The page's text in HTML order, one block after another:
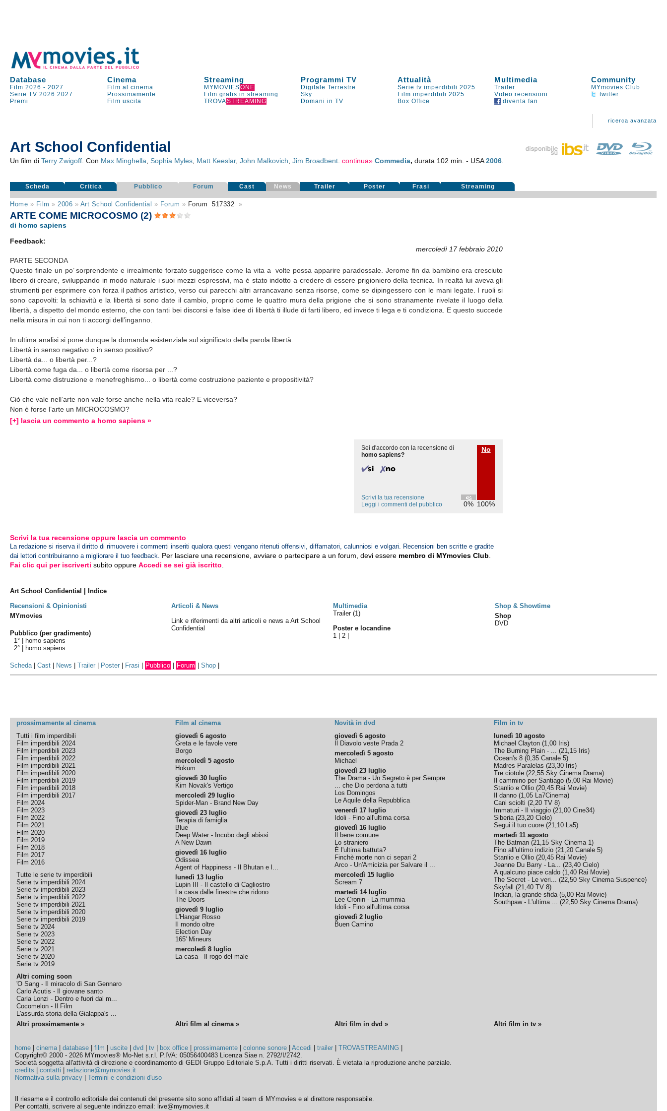
Database Cinema Streaming Programmi TV Attualità Multimedia Community
Film 2026 -2027 Film al cinema MYMOVIESONE Digitale Terrestre Serie tv imperdibili 2025 Trailer
MYmovies Club
Serie TV 2026 2027 Prossimamente Film gratis in streaming Sky Film imperdibili 2025 Video recensioni
twitter
Premi
Film uscita TROVASTREAMING Domani in TV Box Office diventa fan
ricerca avanzata
Art School Confidential
Un film diTerry Zwigoff . Con Max Minghella ,Sophia Myles Matt Keeslar,John Malkovich ,Jim Broadbent .continua» Commedia,durata 102 min. - USA2006
Scheda Critica Pubblico Forum Cast News Trailer Poster Frasi Streaming
Home » Film » 2006 » Art School Confidential » Forum » Forum 517332 »
ARTE COME MICROCOSMO (2)
di homo sapiens
Feedback:
mercoledì 17 febbraio 2010
PARTE SECONDA
Questo finale un po’ sorprendente e irrealmente forzato suggerisce come la vita a volte possa apparire paradossale. Jerome fin da bambino era cresciuto
libero di creare, sviluppando in modo naturale i suoi mezzi espressivi, ma è stato indotto a credere di essere prigioniero della tecnica. In realtà lui aveva gli
strumenti per esprimere con forza il pathos artistico, verso cui parecchi altri arrancavano senza risorse, come se dipingessero con le mani legate. I ruoli si
sono capovolti: la schiavitù e la libertà si sono date il cambio, proprio come le quattro mura della prigione che si sono stranamente rivelate il luogo della
libertà, a dispetto del mondo esterno, che con tanti bei discorsi e false idee di libertà ti illude di farti libero, ed invece ti lega e ti condiziona. E questo succede
nella misura in cui non ti accorgi dell’inganno.
In ultima analisi si pone dunque la domanda esistenziale sul significato della parola libertà.
Libertà in senso negativo o in senso positivo?
Libertà da... o libertà per...?
Libertà come fuga da... o libertà come risorsa per ...?
Libertà come distruzione e menefreghismo... o libertà come costruzione paziente e propositività?
Ciò che vale nell’arte non vale forse anche nella vita reale? E viceversa?
Non è forse l’arte un MICROCOSMO?
[+] lascia un commento a homo sapiens »
Sei d'accordo con la recensione di
homo sapiens?
Sì
0%
No
100%
Scrivi la tua recensione
Leggi i commenti del pubblico
Scrivi la tua recensione oppure lascia un commento
La redazione si riserva il diritto di rimuovere i commenti inseriti qualora questi vengano ritenuti offensivi, diffamatori, calunniosi e volgari. Recensioni ben scritte e gradite
dai lettori contribuiranno a migliorare il tuo feedback. Per lasciare una recensione, avviare o partecipare a un forum, devi essere membro di MYmovies Club
Fai clic qui per iscriverti subito oppureAccedi se sei già iscritto
Art School Confidential | Indice
Recensioni & Opinionisti
Articoli & News Multimedia
Shop & Showtime
MYmovies
Pubblico (per gradimento)
1° |
homo sapiens
2° |
homo sapiens
Link e riferimenti da altri articoli e news a Art School
Confidential
Trailer (1)
Poster e locandine
1 |2
Shop
DVD
Scheda|Cast News |Trailer Poster Frasi Pubblico Forum |Shop
prossimamente al cinema Film al cinema Novità in dvd
Film in tv
Tutti i film imperdibili
Film imperdibili 2024
Film imperdibili 2023
Film imperdibili 2022
Film imperdibili 2021
Film imperdibili 2020
Film imperdibili 2019
Film imperdibili 2018
Film imperdibili 2017
Film 2024
Film 2023
Film 2022
Film 2021
Film 2020
Film 2019
Film 2018
Film 2017
Film 2016
Tutte le serie tv imperdibili
Serie tv imperdibili 2024
Serie tv imperdibili 2023
Serie tv imperdibili 2022
Serie tv imperdibili 2021
Serie tv imperdibili 2020
Serie tv imperdibili 2019
Serie tv 2024
Serie tv 2023
Serie tv 2022
Serie tv 2021
Serie tv 2020
Serie tv 2019
Altri coming soon
'O Sang - Il miracolo di San Gennaro
Carlo Acutis - Il giovane santo
Carla Lonzi - Dentro e fuori dal m...
Cocomelon - Il Film
L'assurda storia della Gialappa's ...
giovedì 6 agosto
Greta e le favole vere
Borgo
mercoledì 5 agosto
Hokum
giovedì 30 luglio
Kim Novak's Vertigo
mercoledì 29 luglio
Spider-Man - Brand New Day
giovedì 23 luglio
Terapia di famiglia
Blue
Deep Water - Incubo dagli abissi
A New Dawn
giovedì 16 luglio
Odissea
Agent of Happiness - Il Bhutan e l...
lunedì 13 luglio
Lupin III - Il castello di Cagliostro
La casa dalle finestre che ridono
The Doors
giovedì 9 luglio
L'Hangar Rosso
Il mondo oltre
Election Day
165' Mineurs
mercoledì 8 luglio
La casa - Il rogo del male
giovedì 6 agosto
Il Diavolo veste Prada 2
mercoledì 5 agosto
Michael
giovedì 23 luglio
The Drama - Un Segreto è per Sempre
... che Dio perdona a tutti
Los Domingos
Le Aquile della Repubblica
venerdì 17 luglio
Idoli - Fino all'ultima corsa
giovedì 16 luglio
Il bene comune
Lo straniero
È l'ultima battuta?
Finchè morte non ci separi 2
Arco - Un'Amicizia per Salvare il ...
mercoledì 15 luglio
Scream 7
martedì 14 luglio
Lee Cronin - La mummia
Idoli - Fino all'ultima corsa
giovedì 2 luglio
Buen Camino
lunedì 10 agosto
Michael Clayton (1,00 Iris)
The Burning Plain - ... (21,15 Iris)
Ocean's 8 (0,35 Canale 5)
Madres Paralelas (23,30 Iris)
Tre ciotole (22,55 Sky Cinema Drama)
Il cammino per Santiago (5,00 Rai Movie)
Stanlio e Ollio (20,45 Rai Movie)
Il danno (1,05 La7Cinema)
Cani sciolti (2,20 TV 8)
Immaturi - Il viaggio (21,00 Cine34)
Siberia(23,20 Cielo)
Segui il tuo cuore (21,10 La5)
martedì 11 agosto
The Batman (21,15 Sky Cinema 1)
Fino all'ultimo indizio (21,20 Canale 5)
Stanlio e Ollio (20,45 Rai Movie)
Jeanne Du Barry - La... (23,40 Cielo)
A qualcuno piace caldo (1,40 Rai Movie)
The Secret - Le veri... (22,50 Sky Cinema Suspence)
Skyfall (21,40 TV 8)
Indian, la grande sfida(5,00 Rai Movie)
Southpaw - L'ultima ... (22,50 Sky Cinema Drama)
Altri prossimamente » Altri film al cinema » Altri film in dvd » Altri film in tv »
home |cinema|database |film |uscite |dvd |tv box office prossimamente |colonne sonore |Accedi |trailer |TROVASTREAMING
Copyright© 2000 - 2026 MYmovies® Mo-Net s.r.l. P.IVA: 05056400483 Licenza Siae n. 2792/I/2742.
Società soggetta all'attività di direzione e coordinamento di GEDI Gruppo Editoriale S.p.A. Tutti i diritti riservati. È vietata la riproduzione anche parziale.
credits |contatti
redazione@mymovies.it
Normativa sulla privacy |Termini e condizioni d'uso
Il riesame e il controllo editoriale dei contenuti del presente sito sono affidati al team di MYmovies e al direttore responsabile.
Per contatti, scrivere al seguente indirizzo email: live@mymovies.it